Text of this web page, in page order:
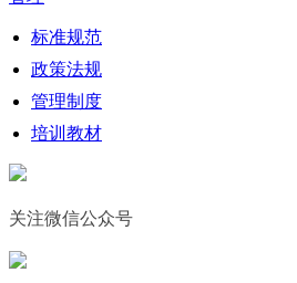
标准规范
政策法规
管理制度
培训教材
关注微信公众号